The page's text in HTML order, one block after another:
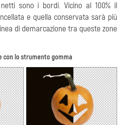
sono i bordi. Vicino al 100% il
e quella conservata sarà più
di demarcazione tra queste zone
con lo strumento gomma